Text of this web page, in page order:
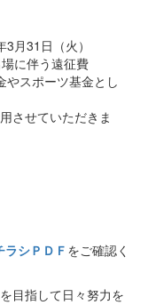
月31日（火）
に伴う遠征費
やスポーツ基金とし
させていただきま
ラシＰＤＦ をご確認く
目指して日々努力を